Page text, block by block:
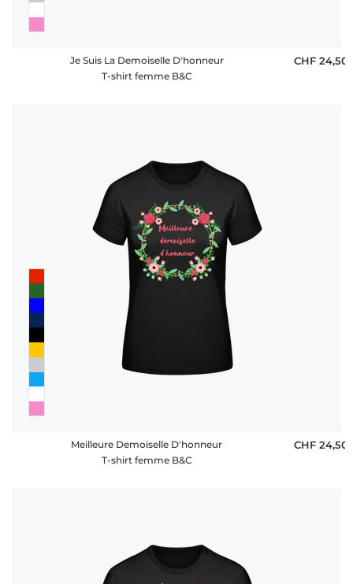
Je Suis La Demoiselle D'honneur
T-shirt femme B&C
CHF 24,50
Meilleure Demoiselle D'honneur
T-shirt femme B&C
CHF 24,50